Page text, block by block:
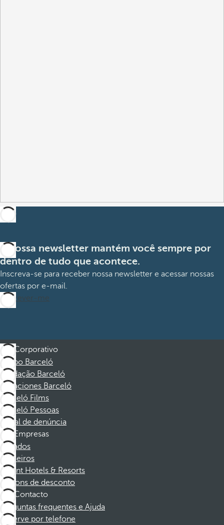
A nossa newsletter mantém você sempre por
dentro de tudo que acontece.
Inscreva-se para receber nossa newsletter e acessar nossas
ofertas por e-mail.
Inscrever-me
Corporativo
Grupo Barceló
Fundação Barceló
Vacaciones Barceló
Barceló Films
Barceló Pessoas
Canal de denúncia
Empresas
Afiliados
Parceiros
Dorint Hotels & Resorts
Cupons de desconto
Contacto
Perguntas frequentes e Ajuda
Reserve por telefone